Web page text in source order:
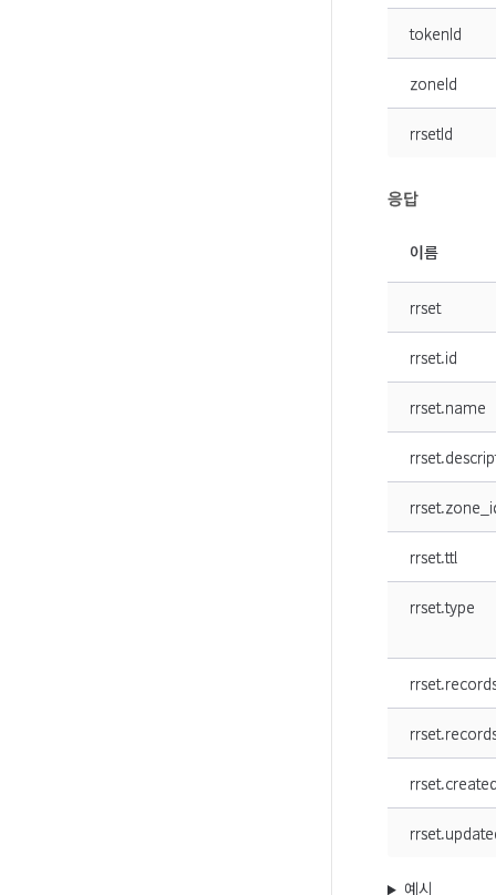
tokenId
zoneId
rrsetId
응답
이름
rrset
rrset.id
rrset.name
rrset.ttl
rrset.type
예시